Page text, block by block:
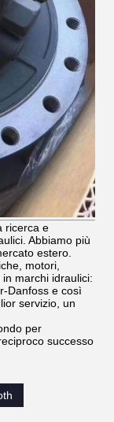
ricerca e
Abbiamo più
estero.
motori,
marchi idraulici:
Danfoss e così
servizio, un
per
successo